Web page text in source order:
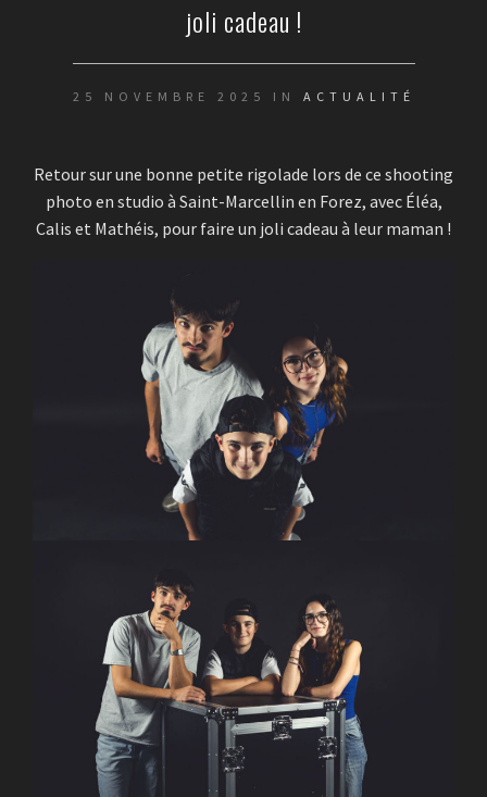
joli cadeau !
25 NOVEMBRE 2025 IN ACTUALITÉ
Retour sur une bonne petite rigolade lors de ce shooting
photo en studio à Saint-Marcellin en Forez, avec Éléa,
Calis et Mathéis, pour faire un joli cadeau à leur maman !